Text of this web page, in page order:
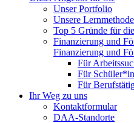
Unser Portfolio
Unsere
Top 5 Gründe für
Finanzierung und
Finanzierung und
Für
Für
Für
Ihr Weg zu uns
Kontaktformular
DAA-Standorte